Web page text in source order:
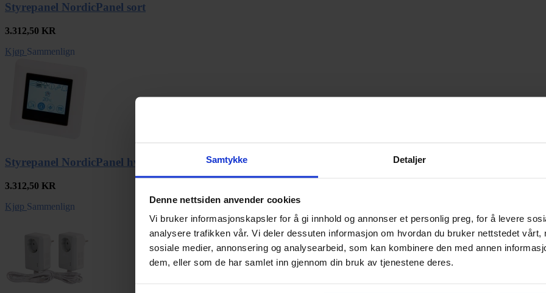
Samtykke Detaljer
Denne nettsiden anvender cookies
Vi bruker informasjonskapsler for å gi innhold og annonser et personlig preg, for å levere
analysere trafikken vår. Vi deler dessuten informasjon om hvordan du bruker nettstedet vårt,
sosiale medier, annonsering og analysearbeid, som kan kombinere den med annen
dem, eller som de har samlet inn gjennom din bruk av tjenestene deres.
Styrepanel NordicPanel sort
3.312,50 KR
Kjøp Sammenlign
Styrepanel NordicPanel hvit
3.312,50 KR
Kjøp Sammenlign